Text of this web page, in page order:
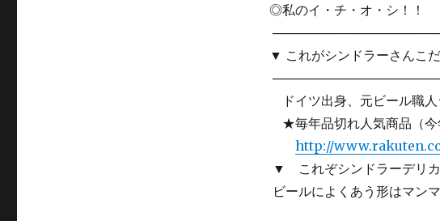
◎私のイ・チ・オ・シ！！
▼ これがシンドラーさんこだ
ドイツ出身、元ビール職人
★毎年品切れ人気商品（今
http://
▼ これぞシンドラーデリ
ビールによくあう形はマンマ